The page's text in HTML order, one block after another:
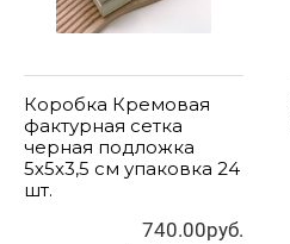
Коробка Кремовая
фактурная сетка
черная подложка
5х5х3,5 см упаковка 24
шт.
740.00руб.